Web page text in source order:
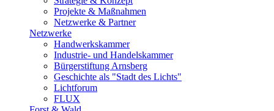
Projekte & Maßnahmen
Netzwerke & Partner
Netzwerke
Handwerkskammer
Industrie- und Handelskammer
Bürgerstiftung Arnsberg
Geschichte als "Stadt des Lichts"
Lichtforum
FLUX